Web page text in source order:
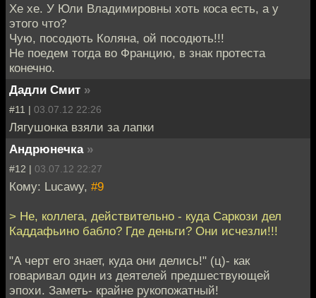
Хе хе. У Юли Владимировны хоть коса есть, а у
этого что?
Чую, посодють Коляна, ой посодють!!!
Не поедем тогда во Францию, в знак протеста
конечно.
Дадли Смит »
#11 | 03.07.12 22:26
Лягушонка взяли за лапки
Андрюнечка »
#12 | 03.07.12 22:27
Кому: Lucawy, #9
> Не, коллега, действительно - куда Саркози дел
Каддафьино бабло? Где деньги? Они исчезли!!!
"А черт его знает, куда они делись!" (ц)- как
говаривал один из деятелей предшествующей
эпохи. Заметь- крайне рукопожатный!